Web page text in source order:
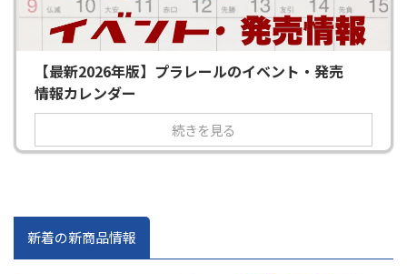
【最新2026年版】プラレールのイベント・発売
情報カレンダー
続きを見る
新着の新商品情報